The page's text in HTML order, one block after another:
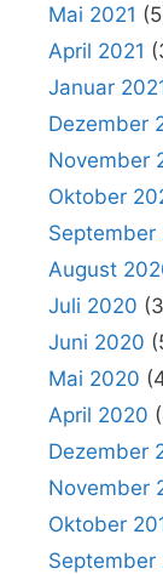
Mai 2021
April 2021
Januar
Dezember
November
Oktober
September
August
Juli 2020
Juni 2020
Mai 2020
April 2020
Dezember
November
Oktober
September